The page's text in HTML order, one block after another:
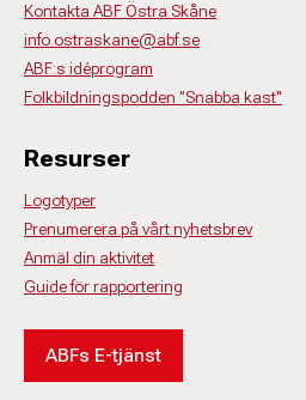
Kontakta ABF Östra Skåne
info.ostraskane@abf.se
ABF:s idéprogram
Folkbildningspodden "Snabba kast"
Resurser
Logotyper
Prenumerera på vårt nyhetsbrev
Anmäl din aktivitet
Guide för rapportering
ABFs E-tjänst